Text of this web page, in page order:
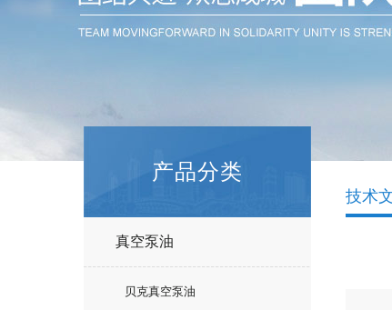
产品分类
真空泵油
贝克真空泵油
技术